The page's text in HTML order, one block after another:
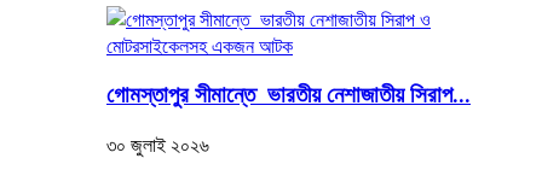
গোমস্তাপুর সীমান্তে ভারতীয় নেশাজাতীয় সিরাপ...
৩০ জুলাই ২০২৬